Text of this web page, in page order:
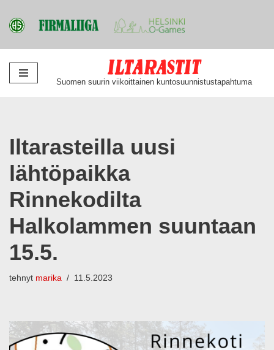
Siirry
Suomen suurin viikoittainen kuntosuunnistustapahtuma
Iltarasteilla uusi
lähtöpaikka
Rinnekodilta
Halkolammen suuntaan
15.5.
tehnyt marika 11.5.2023